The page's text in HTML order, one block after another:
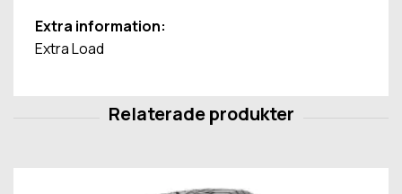
Extra information:
Extra Load